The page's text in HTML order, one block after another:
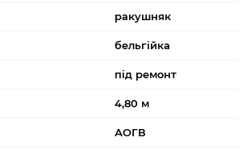
ракушняк
бельгійка
під ремонт
4,80 м
АОГВ